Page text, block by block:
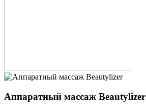
Аппаратный массаж Beautylizer